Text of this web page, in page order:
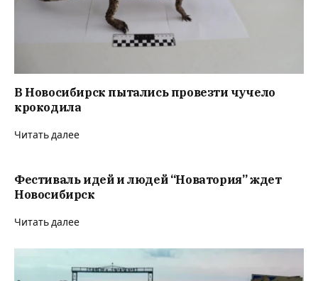
В Новосибирск пытались провезти чучело
крокодила
Читать далее
Фестиваль идей и людей “Новатория” ждет
Новосибирск
Читать далее